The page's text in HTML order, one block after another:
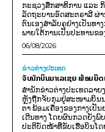
ກະຊວງສຶກສາທິການ ແລະ
ລັດຖະບານອົດສະຕຣາລີ ຜ່
ຕົນເອງສຳລັບຄູຢ່າງເປັນທ
ພາຍໃຕ້ການເປັນປະທານຂອ
06/08/2026
ຂ່າວຕ່າງປະເທດ
ຈັບນັກບິນມາເລເຊຍ ພ້ອມຍຶດ
ສຳນັກຂ່າວຕ່າງປະເທດລາ
ຫຼັງຖືກຈັບກຸມຢູ່ສະໜາມບິນນ
ຕາ ພ້ອມເຄື່ອງຂອງກາງເປັ
ເດີນທາງ ໂດຍຜົນກວດຍັງພົ
ປະຕິບັດໜ້າທີ່ຂັບເຮືອບິນໂດ